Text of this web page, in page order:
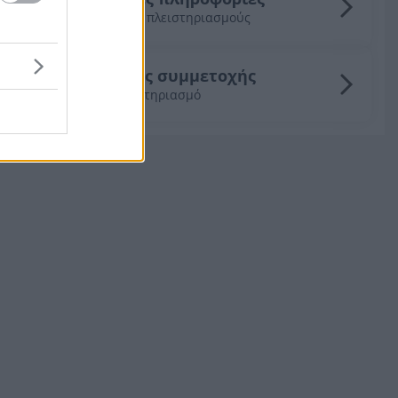
για τους πλειστηριασμούς
Οδηγός συμμετοχής
σε πλειστηριασμό